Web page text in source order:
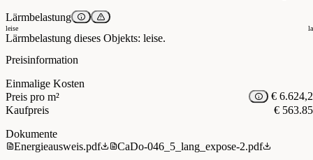
Lärmbelastung
leise
Lärmbelastung dieses Objekts: leise.
Preisinformation
Einmalige Kosten
Preis pro m²
€
Kaufpreis
€
Dokumente
Energieausweis.pdf
CaDo-046_5_lang_expose-2.pdf